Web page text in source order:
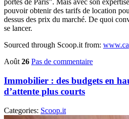
portes de Paris”. Mais avec son
pouvoir obtenir des tarifs de location
dessus des prix du marché. De quoi
se lancer.
Sourced through Scoop.it from:
Août 26 Pas de commentaire
Immobilier : des budgets en
d’attente plus courts
Categories: Scoop.it